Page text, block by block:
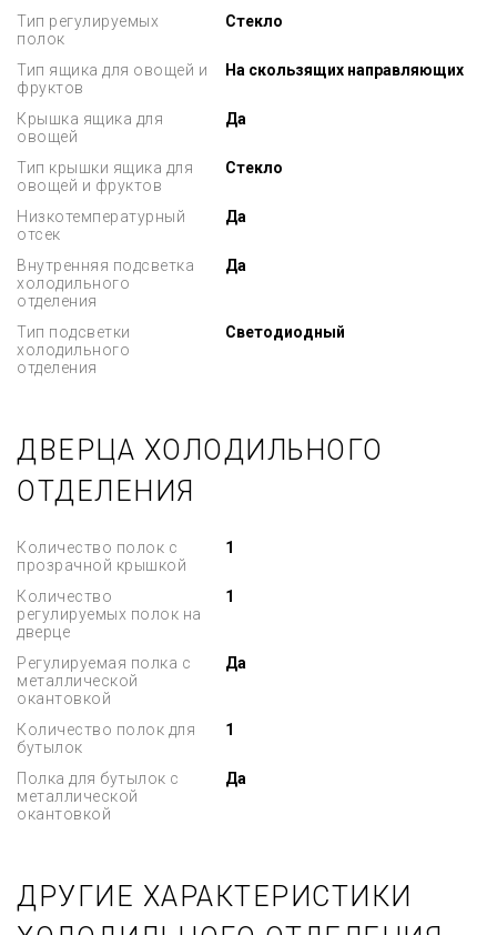
Тип регулируемых
полок
Стекло
Тип ящика для овощей и
фруктов
На скользящих направляющих
Крышка ящика для
овощей
Да
Тип крышки ящика для
овощей и фруктов
Стекло
Низкотемпературный
отсек
Да
Внутренняя подсветка
холодильного
отделения
Да
Тип подсветки
холодильного
отделения
Светодиодный
ДВЕРЦА ХОЛОДИЛЬНОГО
ОТДЕЛЕНИЯ
Количество полок с
прозрачной крышкой
1
Количество
регулируемых полок на
дверце
1
Регулируемая полка с
металлической
окантовкой
Да
Количество полок для
бутылок
1
Полка для бутылок с
металлической
окантовкой
Да
ДРУГИЕ ХАРАКТЕРИСТИКИ